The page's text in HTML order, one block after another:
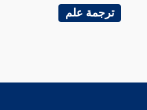
ترجمة علم